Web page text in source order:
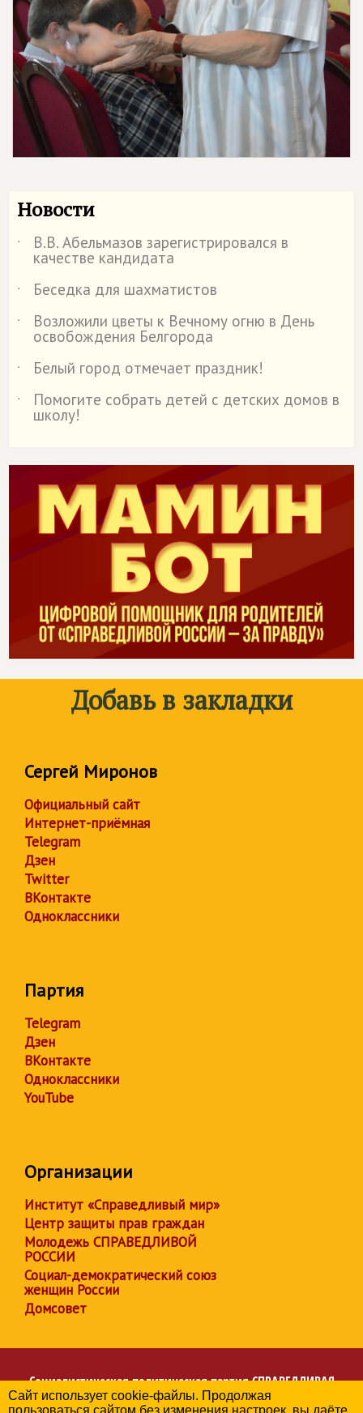
Новости
˙ В.В. Абельмазов зарегистрировался в
качестве кандидата
˙
Беседка для шахматистов
˙
Возложили цветы к Вечному огню в День
освобождения Белгорода
˙
Белый город отмечает праздник!
˙
Помогите собрать детей с детских домов в
школу!
Добавь в закладки
Сергей Миронов
Официальный сайт
Интернет-приёмная
Telegram
Дзен
Twitter
ВКонтакте
Одноклассники
Партия
Telegram
Дзен
ВКонтакте
Одноклассники
YouTube
Организации
Институт «Справедливый мир»
Центр защиты прав граждан
Молодежь СПРАВЕДЛИВОЙ
РОССИИ
Социал-демократический союз
женщин России
Домсовет
Социалистическая политическая партияСПРАВЕДЛИВАЯ
РОССИЯ
Сайт использует cookie-файлы. Продолжая
пользоваться сайтом без изменения настроек, вы даёте